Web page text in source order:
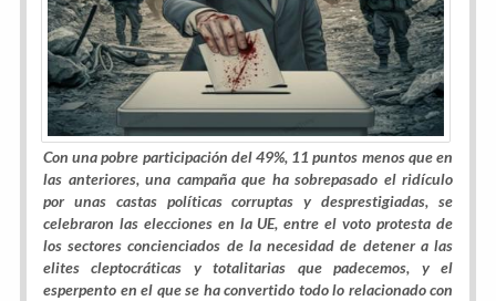
Con una pobre participación del 49%, 11 puntos menos que en
las anteriores, una campaña que ha sobrepasado el ridículo
por unas castas políticas corruptas y desprestigiadas, se
celebraron las elecciones en la UE, entre el voto protesta de
los sectores concienciados de la necesidad de detener a las
elites cleptocráticas y totalitarias que padecemos, y el
esperpento en el que se ha convertido todo lo relacionado con